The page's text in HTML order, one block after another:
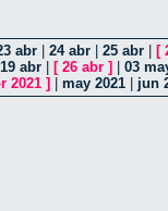
abr 24 abr 25 abr [
19 abr [ 26 abr ]
03
2021 ] may 2021 jun